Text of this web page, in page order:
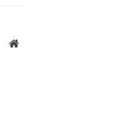
Website